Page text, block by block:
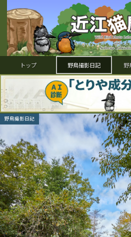
トップ 野鳥撮影日記 野
野鳥撮影日記